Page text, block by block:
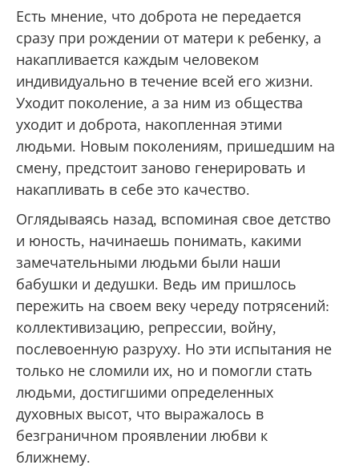
Есть мнение, что доброта не передается
сразу при рождении от матери к ребенку, а
накапливается каждым человеком
индивидуально в течение всей его жизни.
Уходит поколение, а за ним из общества
уходит и доброта, накопленная этими
людьми. Новым поколениям, пришедшим на
смену, предстоит заново генерировать и
накапливать в себе это качество.
Оглядываясь назад, вспоминая свое детство
и юность, начинаешь понимать, какими
замечательными людьми были наши
бабушки и дедушки. Ведь им пришлось
пережить на своем веку череду потрясений:
коллективизацию, репрессии, войну,
послевоенную разруху. Но эти испытания не
только не сломили их, но и помогли стать
людьми, достигшими определенных
духовных высот, что выражалось в
безграничном проявлении любви к
ближнему.